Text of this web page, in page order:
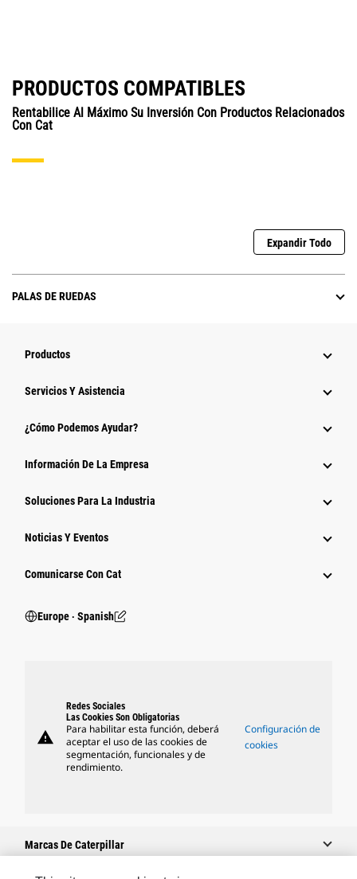
PRODUCTOS COMPATIBLES
Rentabilice Al Máximo Su Inversión Con Productos Relacionados
Con Cat
Expandir Todo
PALAS DE RUEDAS
Productos
Servicios Y Asistencia
¿Cómo Podemos Ayudar?
Información De La Empresa
Soluciones Para La Industria
Noticias Y Eventos
Comunicarse Con Cat
Europe ‧ Spanish
warning
Redes Sociales
Las Cookies Son Obligatorias
Para habilitar esta función, deberá
aceptar el uso de las cookies de
segmentación, funcionales y de
rendimiento.
Configuración de
cookies
Marcas De Caterpillar